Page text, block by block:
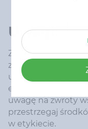
Uwagi:
Ze środków
zachowaniem
użyciem przeczytaj
etykiecie i
uwagę na zwroty
przestrzegaj
w etykiecie.